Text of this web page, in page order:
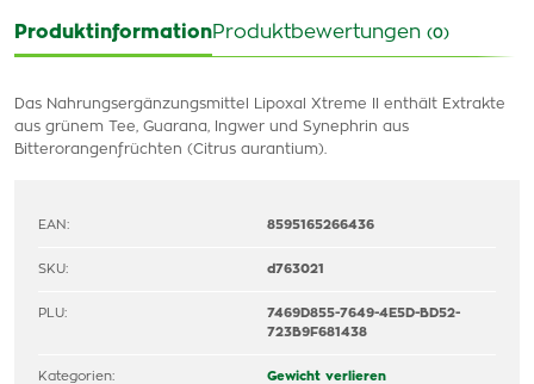
ProduktinformationProduktbewertungen (0)
Das Nahrungsergänzungsmittel Lipoxal Xtreme II enthält Extrakte
aus grünem Tee, Guarana, Ingwer und Synephrin aus
Bitterorangenfrüchten (Citrus aurantium).
EAN: 8595165266436
SKU: d763021
PLU:
7469D855-7649-4E5D-BD52-
723B9F681438
Kategorien: Gewicht verlieren